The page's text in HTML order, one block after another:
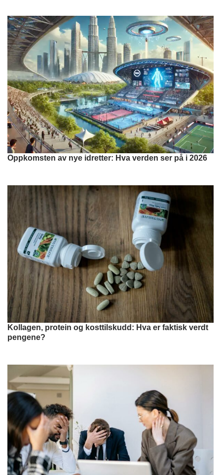
Oppkomsten av nye idretter: Hva verden ser på i 2026
Kollagen, protein og kosttilskudd: Hva er faktisk verdt
pengene?